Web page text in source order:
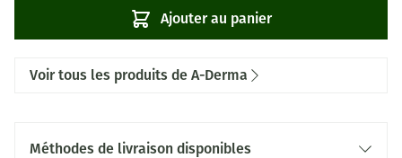
Ajouter au panier
Voir tous les produits de A-Derma
Méthodes de livraison disponibles